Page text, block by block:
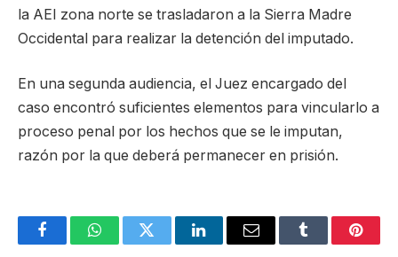
la AEI zona norte se trasladaron a la Sierra Madre
Occidental para realizar la detención del imputado.
En una segunda audiencia, el Juez encargado del
caso encontró suficientes elementos para vincularlo a
proceso penal por los hechos que se le imputan,
razón por la que deberá permanecer en prisión.
FacebookWhatsAppTwitter LinkedInEmail Tumblr